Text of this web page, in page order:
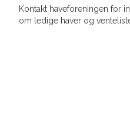
Kontakt haveforeningen for
om ledige haver og